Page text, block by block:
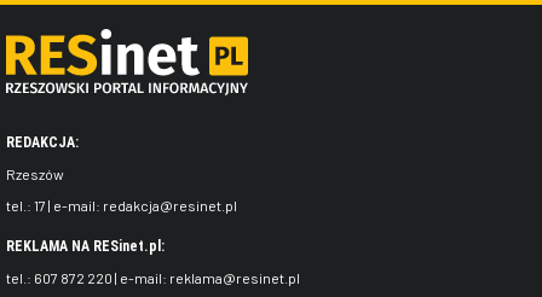
REDAKCJA:
Rzeszów
tel.: 17 | e-mail: redakcja@resinet.pl
REKLAMA NA RESinet.pl:
tel.: 607 872 220 | e-mail: reklama@resinet.pl